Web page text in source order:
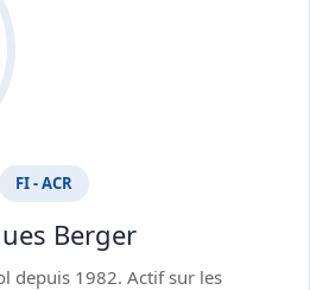
FI - ACR
Berger
depuis 1982. Actif sur les